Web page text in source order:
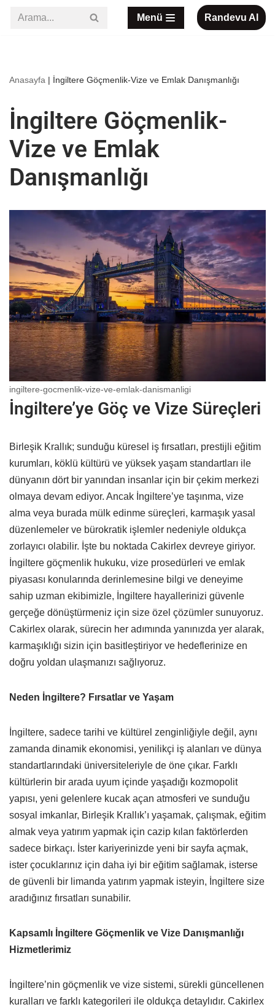
Menü Randevu Al
Anasayfa | İngiltere Göçmenlik-Vize ve Emlak Danışmanlığı
İngiltere Göçmenlik-
Vize ve Emlak
Danışmanlığı
ingiltere-gocmenlik-vize-ve-emlak-danismanligi
İngiltere’ye Göç ve Vize Süreçleri
Birleşik Krallık; sunduğu küresel iş fırsatları, prestijli eğitim
kurumları, köklü kültürü ve yüksek yaşam standartları ile
dünyanın dört bir yanından insanlar için bir çekim merkezi
olmaya devam ediyor. Ancak İngiltere’ye taşınma, vize
alma veya burada mülk edinme süreçleri, karmaşık yasal
düzenlemeler ve bürokratik işlemler nedeniyle oldukça
zorlayıcı olabilir. İşte bu noktada Cakirlex devreye giriyor.
İngiltere göçmenlik hukuku, vize prosedürleri ve emlak
piyasası konularında derinlemesine bilgi ve deneyime
sahip uzman ekibimizle, İngiltere hayallerinizi güvenle
gerçeğe dönüştürmeniz için size özel çözümler sunuyoruz.
Cakirlex olarak, sürecin her adımında yanınızda yer alarak,
karmaşıklığı sizin için basitleştiriyor ve hedeflerinize en
doğru yoldan ulaşmanızı sağlıyoruz.
Neden İngiltere? Fırsatlar ve Yaşam
İngiltere, sadece tarihi ve kültürel zenginliğiyle değil, aynı
zamanda dinamik ekonomisi, yenilikçi iş alanları ve dünya
standartlarındaki üniversiteleriyle de öne çıkar. Farklı
kültürlerin bir arada uyum içinde yaşadığı kozmopolit
yapısı, yeni gelenlere kucak açan atmosferi ve sunduğu
sosyal imkanlar, Birleşik Krallık’ı yaşamak, çalışmak, eğitim
almak veya yatırım yapmak için cazip kılan faktörlerden
sadece birkaçı. İster kariyerinizde yeni bir sayfa açmak,
ister çocuklarınız için daha iyi bir eğitim sağlamak, isterse
de güvenli bir limanda yatırım yapmak isteyin, İngiltere size
aradığınız fırsatları sunabilir.
Kapsamlı İngiltere Göçmenlik ve Vize Danışmanlığı
Hizmetlerimiz
İngiltere’nin göçmenlik ve vize sistemi, sürekli güncellenen
kuralları ve farklı kategorileri ile oldukça detaylıdır. Cakirlex